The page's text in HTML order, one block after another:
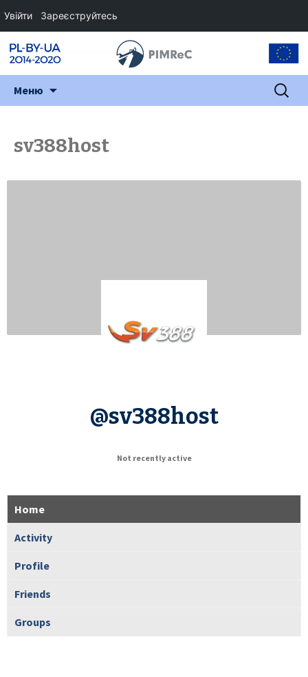
Меню Пошук:
sv388host
@sv388host
Not recently active
Home
Activity
Profile
Friends
Groups
Увійти Зареєструйтесь